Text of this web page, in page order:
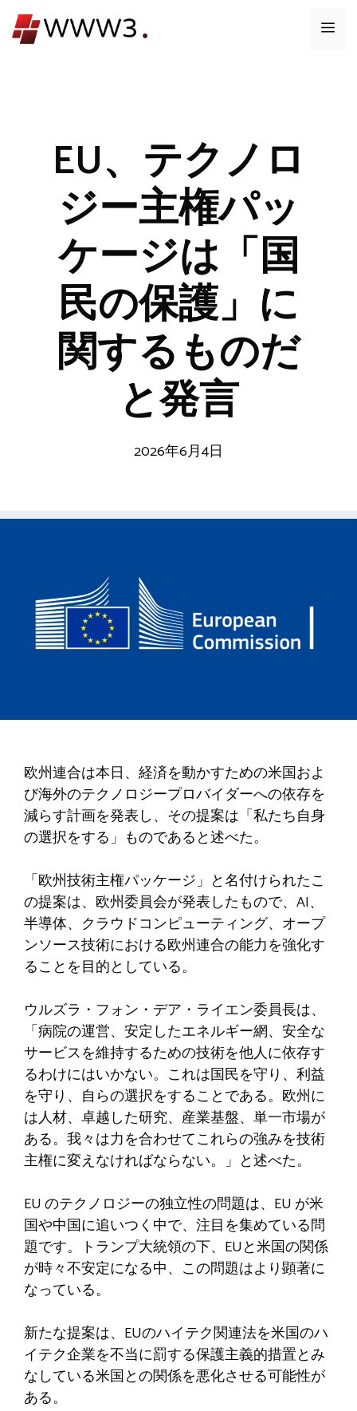
ン
メ
EU、テクノロ
ジー主権パッ
ケージは「国
民の保護」に
関するものだ
と発言
2026年6月4日
欧州連合は本日、経済を動かすための米国およ
び海外のテクノロジープロバイダーへの依存を
減らす計画を発表し、その提案は「私たち自身
の選択をする」ものであると述べた。
「欧州技術主権パッケージ」と名付けられたこ
の提案は、欧州委員会が発表したもので、AI、
半導体、クラウドコンピューティング、オープ
ンソース技術における欧州連合の能力を強化す
ることを目的としている。
ウルズラ・フォン・デア・ライエン委員長は、
「病院の運営、安定したエネルギー網、安全な
サービスを維持するための技術を他人に依存す
るわけにはいかない。これは国民を守り、利益
を守り、自らの選択をすることである。欧州に
は人材、卓越した研究、産業基盤、単一市場が
ある。我々は力を合わせてこれらの強みを技術
主権に変えなければならない。」と述べた。
EU のテクノロジーの独立性の問題は、EU が米
国や中国に追いつく中で、注目を集めている問
題です。トランプ大統領の下、EUと米国の関係
が時々不安定になる中、この問題はより顕著に
なっている。
新たな提案は、EUのハイテク関連法を米国のハ
イテク企業を不当に罰する保護主義的措置とみ
なしている米国との関係を悪化させる可能性が
ある。